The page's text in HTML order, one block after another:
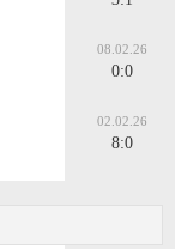
08.02.26
0:0
02.02.26
8:0